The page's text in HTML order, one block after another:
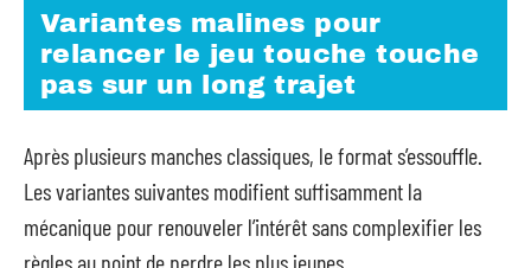
Variantes malines pour
relancer le jeu touche touche
pas sur un long trajet
Après plusieurs manches classiques, le format s’essouffle.
Les variantes suivantes modifient suffisamment la
mécanique pour renouveler l’intérêt sans complexifier les
règles au point de perdre les plus jeunes.